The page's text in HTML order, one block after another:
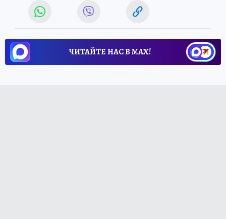
ЧИТАЙТЕ НАС В МАХ!